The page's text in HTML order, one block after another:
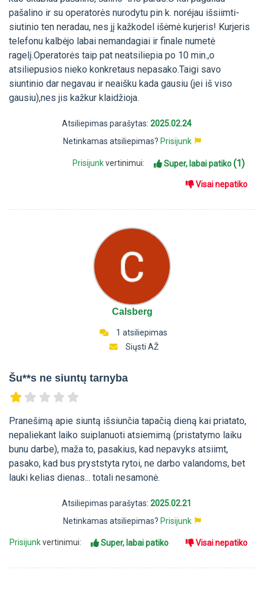
pašalino ir su operatorės nurodytu pin k. noréjau išsiimti-
siutinio ten neradau, nes jį kažkodel išėmė kurjeris! Kurjeris
telefonu kalbėjo labai nemandagiai ir finale numetė
ragelį.Operatorės taip pat neatsiliepia po 10 min.,o
atsiliepusios nieko konkretaus nepasako.Taigi savo
siuntinio dar negavau ir neaišku kada gausiu (jei iš viso
gausiu),nes jis kažkur klaidžioja.
Atsiliepimas parašytas: 2025.02.24
Netinkamas atsiliepimas? Prisijunk
Prisijunkvertinimui: Super, labai patiko(1)
Visai nepatiko
Calsberg
1 atsiliepimas
Siųsti AŽ
Šu**s ne siuntų tarnyba
Pranešimą apie siuntą išsiunčia tapačią dieną kai priatato,
nepaliekant laiko suiplanuoti atsiemimą (pristatymo laiku
bunu darbe), maža to, pasakius, kad nepavyks atsiimt,
pasako, kad bus pryststyta rytoi, ne darbo valandoms, bet
lauki kelias dienas... totali nesamonė.
Atsiliepimas parašytas: 2025.02.21
Netinkamas atsiliepimas? Prisijunk
Prisijunkvertinimui: Super, labai patiko Visai nepatiko